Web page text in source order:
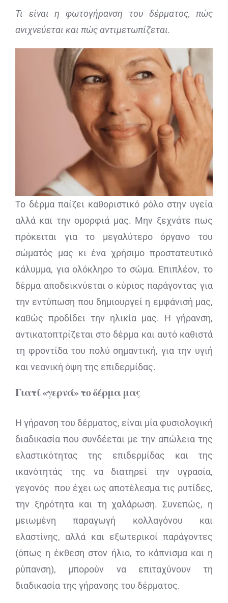
ΕΠΙΚΟΙΝΩΝΙΑ
Τι είναι η φωτογήρανση του δέρματος, πώς
ανιχνεύεται και πώς αντιμετωπίζεται.
Το δέρμα παίζει καθοριστικό ρόλο στην υγεία
αλλά και την ομορφιά μας. Μην ξεχνάτε πως
πρόκειται για το μεγαλύτερο όργανο του
σώματός μας κι ένα χρήσιμο προστατευτικό
κάλυμμα, για ολόκληρο το σώμα. Επιπλέον, το
δέρμα αποδεικνύεται ο κύριος παράγοντας για
την εντύπωση που δημιουργεί η εμφάνισή μας,
καθώς προδίδει την ηλικία μας. Η γήρανση,
αντικατοπτρίζεται στο δέρμα και αυτό καθιστά
τη φροντίδα του πολύ σημαντική, για την υγιή
και νεανική όψη της επιδερμίδας.
Γιατί «γερνά» το δέρμα μας
Η γήρανση του δέρματος, είναι μία φυσιολογική
διαδικασία που συνδέεται με την απώλεια της
ελαστικότητας της επιδερμίδας και της
ικανότητάς της να διατηρεί την υγρασία,
γεγονός που έχει ως αποτέλεσμα τις ρυτίδες,
την ξηρότητα και τη χαλάρωση. Συνεπώς, η
μειωμένη παραγωγή κολλαγόνου και
ελαστίνης, αλλά και εξωτερικοί παράγοντες
(όπως η έκθεση στον ήλιο, το κάπνισμα και η
ρύπανση), μπορούν να επιταχύνουν τη
διαδικασία της γήρανσης του δέρματος.